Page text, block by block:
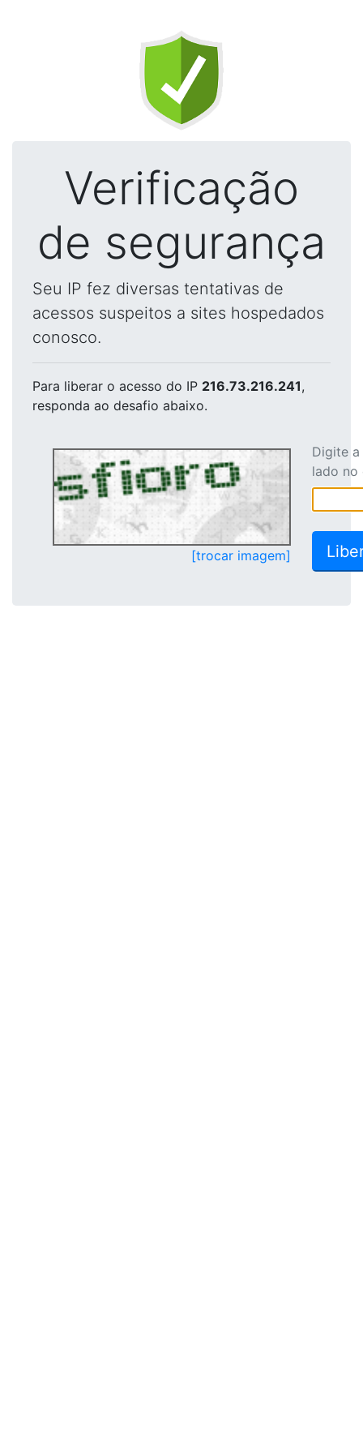
Verificação
de segurança
Seu IP fez diversas tentativas de
acessos suspeitos a sites hospedados
conosco.
Para liberar o acesso do IP 216.73.216.241,
responda ao desafio abaixo.
[trocar imagem]
Digite
lado no